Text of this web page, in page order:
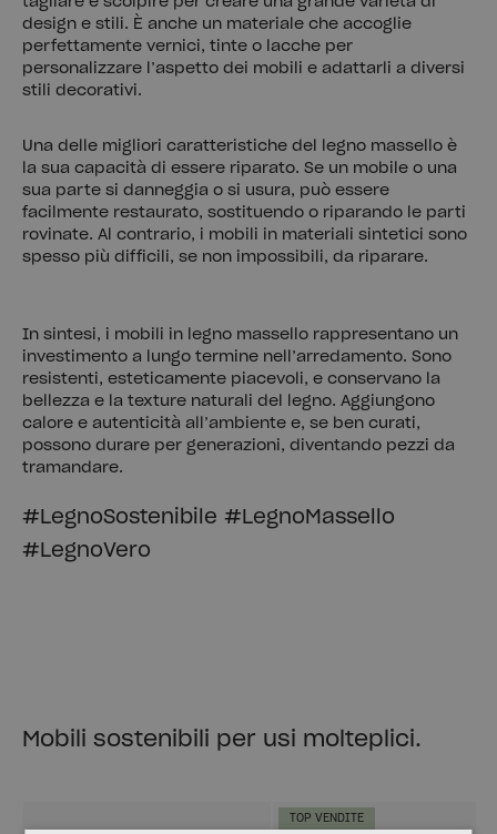
design e stili. È anche un materiale che accoglie
perfettamente vernici, tinte o lacche per
personalizzare l’aspetto dei mobili e adattarli a diversi
stili decorativi.
Una delle migliori caratteristiche del legno massello è
la sua capacità di essere riparato. Se un mobile o una
sua parte si danneggia o si usura, può essere
facilmente restaurato, sostituendo o riparando le parti
rovinate. Al contrario, i mobili in materiali sintetici sono
spesso più difficili, se non impossibili, da riparare.
In sintesi, i mobili in legno massello rappresentano un
investimento a lungo termine nell’arredamento. Sono
resistenti, esteticamente piacevoli, e conservano la
bellezza e la texture naturali del legno. Aggiungono
calore e autenticità all’ambiente e, se ben curati,
possono durare per generazioni, diventando pezzi da
tramandare.
#LegnoSostenibile #LegnoMassello
#LegnoVero
Mobili sostenibili per usi molteplici.
TOP VENDITE